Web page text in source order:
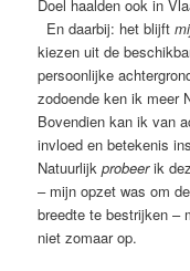
Doel haalden ook in
En daarbij: het blijft
kiezen uit de
persoonlijke
zodoende ken ik meer
Bovendien kan ik van
invloed en betekenis
Natuurlijkprobeerik
– mijn opzet was om
breedte te bestrijken –
niet zomaar op.